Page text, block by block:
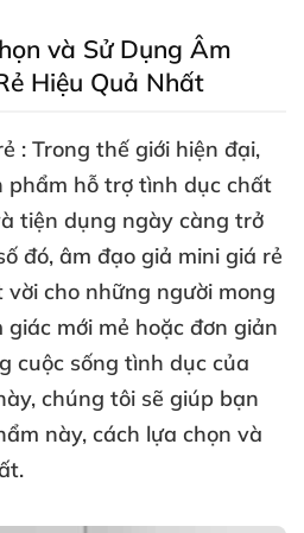
và Sử Dụng Âm
Hiệu Quả Nhất
: Trong thế giới hiện đại,
phẩm hỗ trợ tình dục chất
tiện dụng ngày càng trở
đó, âm đạo giả mini giá rẻ
vời cho những người mong
mới mẻ hoặc đơn giản
cuộc sống tình dục của
, chúng tôi sẽ giúp bạn
này, cách lựa chọn và